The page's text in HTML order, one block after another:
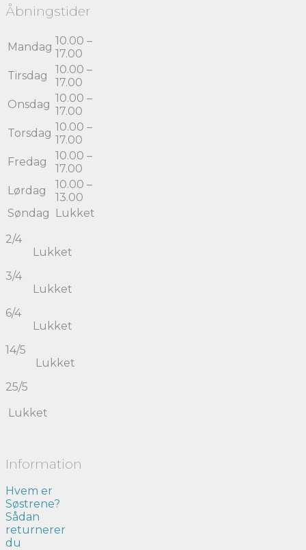
Åbningstider
Mandag 10.00 –
17.00
Tirsdag
10.00 –
17.00
Onsdag 10.00 –
17.00
Torsdag 10.00 –
17.00
Fredag
10.00 –
17.00
Lørdag
10.00 –
13.00
Søndag
Lukket
2/4
Lukket
3/4
Lukket
6/4
Lukket
14/5
Lukket
25/5
Lukket
Information
Hvem er
Søstrene?
Sådan
returnerer
du